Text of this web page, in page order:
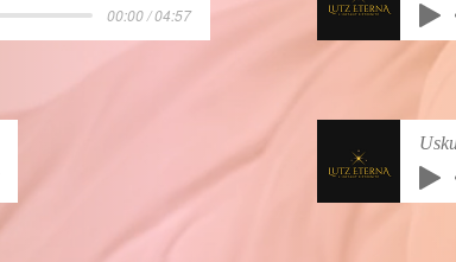
00:00 / 04:57